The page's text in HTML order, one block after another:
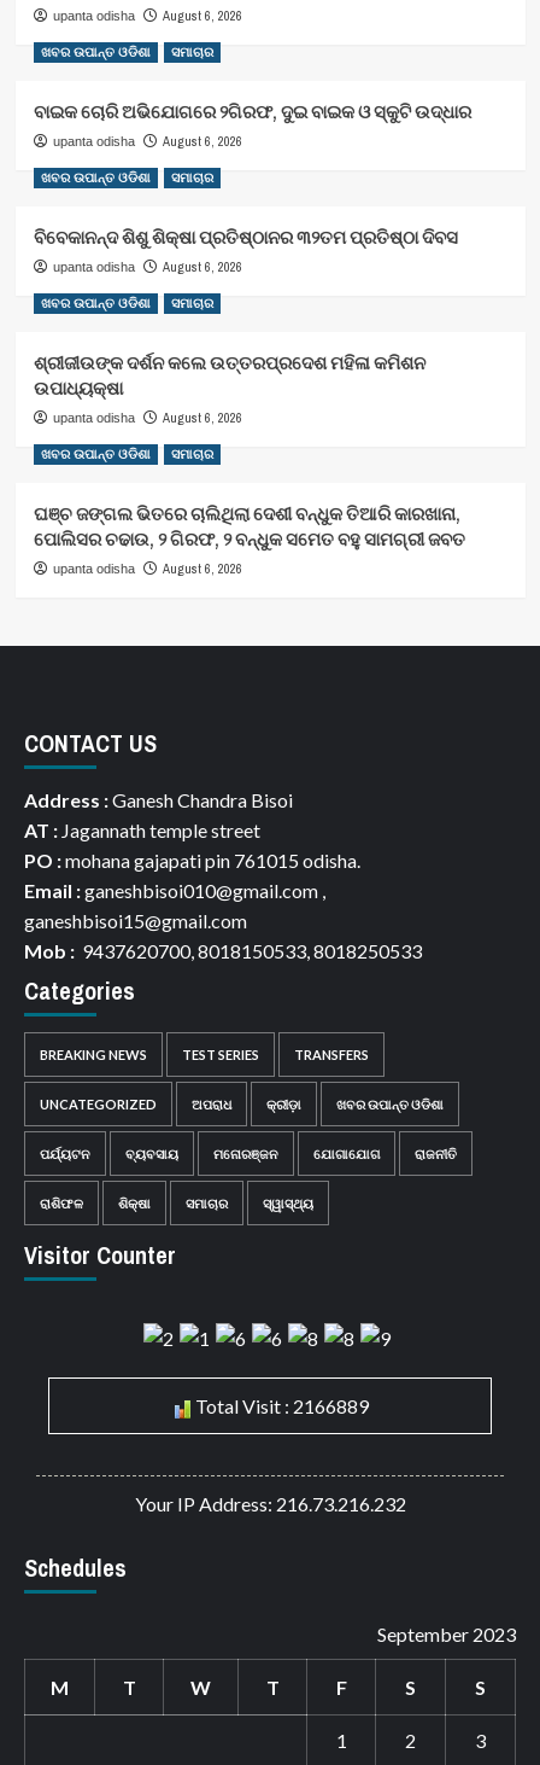
upanta odisha August 6, 2026
ଖବର ଉପାନ୍ତ ଓଡିଶା ସମାଚାର
ବାଇକ ଚୋରି ଅଭିଯୋଗରେ ୨ଗିରଫ, ଦୁଇ ବାଇକ ଓ ସ୍କୁଟି ଉଦ୍ଧାର
upanta odisha August 6, 2026
ଖବର ଉପାନ୍ତ ଓଡିଶା ସମାଚାର
ବିବେକାନନ୍ଦ ଶିଶୁ ଶିକ୍ଷା ପ୍ରତିଷ୍ଠାନର ୩୨ତମ ପ୍ରତିଷ୍ଠା ଦିବସ
upanta odisha August 6, 2026
ଖବର ଉପାନ୍ତ ଓଡିଶା ସମାଚାର
ଶ୍ରୀଜୀଉଙ୍କ ଦର୍ଶନ କଲେ ଉତ୍ତରପ୍ରଦେଶ ମହିଳା କମିଶନ
ଉପାଧ୍ୟକ୍ଷା
upanta odisha August 6, 2026
ଖବର ଉପାନ୍ତ ଓଡିଶା ସମାଚାର
ଘଞ୍ଚ ଜଙ୍ଗଲ ଭିତରେ ଚାଲିଥିଲା ଦେଶୀ ବନ୍ଧୁକ ତିଆରି କାରଖାନା,
ପୋଲିସର ଚଢାଉ, ୨ ଗିରଫ, ୨ ବନ୍ଧୁକ ସମେତ ବହୁ ସାମଗ୍ରୀ ଜବତ
upanta odisha August 6, 2026
CONTACT US
Address :Ganesh Chandra Bisoi
AT : Jagannath temple street
PO :mohana gajapati pin 761015 odisha.
Email :ganeshbisoi010@gmail.com ,
ganeshbisoi15@gmail.com
Mob : 9437620700, 8018150533, 8018250533
Categories
BREAKING NEWS TEST SERIES TRANSFERS
UNCATEGORIZED ଅପରାଧ କ୍ରୀଡ଼ା ଖବର ଉପାନ୍ତ ଓଡିଶା
ପର୍ଯ୍ୟଟନ ବ୍ୟବସାୟ ମନୋରଞ୍ଜନ ଯୋଗାଯୋଗ ରାଜନୀତି
ରାଶିଫଳ ଶିକ୍ଷା ସମାଚାର ସ୍ୱାସ୍ଥ୍ୟ
Visitor Counter
Total Visit : 2166889
Your IP Address: 216.73.216.232
Schedules
September 2023
M T W T F S S
1 2 3